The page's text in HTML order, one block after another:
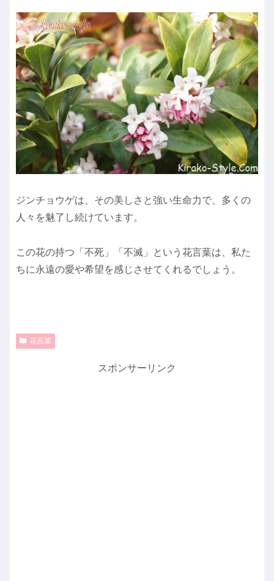
ジンチョウゲは、その美しさと強い生命力で、多くの
人々を魅了し続けています。
この花の持つ「不死」「不滅」という花言葉は、私た
ちに永遠の愛や希望を感じさせてくれるでしょう。
花言葉
スポンサーリンク